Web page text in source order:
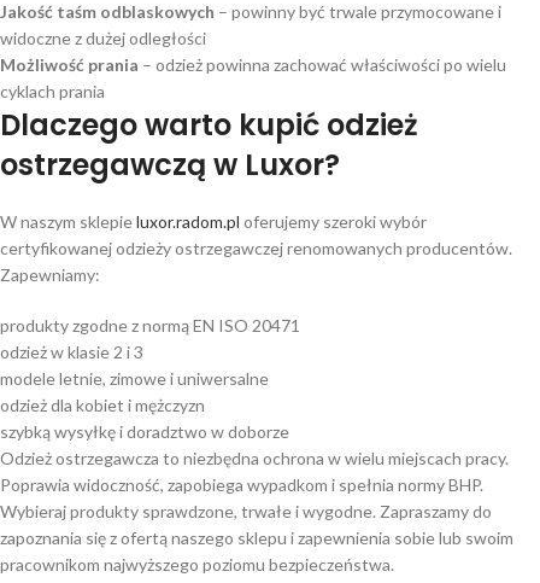
Jakość taśm odblaskowych – powinny być trwale przymocowane i
widoczne z dużej odległości
Możliwość prania – odzież powinna zachować właściwości po wielu
cyklach prania
Dlaczego warto kupić odzież
ostrzegawczą w Luxor?
W naszym sklepieluxor.radom.pl oferujemy szeroki wybór
certyfikowanej odzieży ostrzegawczej renomowanych producentów.
Zapewniamy:
produkty zgodne z normą EN ISO 20471
odzież w klasie 2 i 3
modele letnie, zimowe i uniwersalne
odzież dla kobiet i mężczyzn
szybką wysyłkę i doradztwo w doborze
Odzież ostrzegawcza to niezbędna ochrona w wielu miejscach pracy.
Poprawia widoczność, zapobiega wypadkom i spełnia normy BHP.
Wybieraj produkty sprawdzone, trwałe i wygodne. Zapraszamy do
zapoznania się z ofertą naszego sklepu i zapewnienia sobie lub swoim
pracownikom najwyższego poziomu bezpieczeństwa.